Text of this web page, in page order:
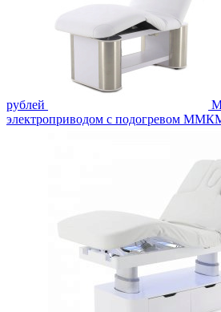
рублей
электроприводом с подогревом